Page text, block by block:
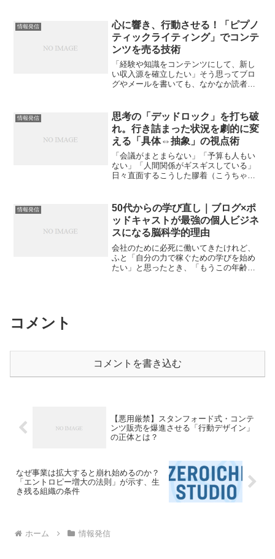
思ったから。元ラジオディレクターとい
う肩書きがある...
情報発信
心に響き、行動させる！「ピプノ
ティックライティング」でコンテ
ンツを売る技術
「経験や知識をコンテンツにして、新し
い収入源を確立したい」そう思ってブロ
グやメールを書いても、なかなか読者の
んか？アクセス数は増えたのに、なぜか
「行動」してもらえない。...
情報発信
思考の「デッドロック」を打ち破
れ。行き詰まった状況を劇的に変
える「具体⇔抽象」の視点術
「会議がまとまらない」「予算も人もい
ない」「人間関係がギスギスしている」
日々直面するこうした膠着（こうちゃ
ます。しかし、実際に視点を切り替えら
れる人は驚くほど少ないのが...
情報発信
50代からの学び直し｜ブログ×ポ
ッドキャストが最強の個人ビジネ
スになる脳科学的理由
会社のために必死に働いてきたけれど、
ふと「自分の力で稼ぐための学びを始め
たい」と思ったとき、「もうこの年齢か
コメント
コメントを書き込む
【悪用厳禁】スタンフォード式・コンテ
ンツ販売を爆進させる「行動デザイン」
の正体とは？
なぜ事業は拡大すると崩れ始めるのか？
「エントロピー増大の法則」が示す、生
き残る組織の条件
ホーム 情報発信